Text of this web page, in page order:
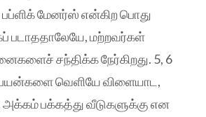
மேனர்ஸ் என்கிற பொது
படாததாலேயே, மற்றவர்கள்
சந்திக்க நேர்கிறது. 5, 6
வெளியே விளையாட,
பக்கத்து வீடுகளுக்கு என